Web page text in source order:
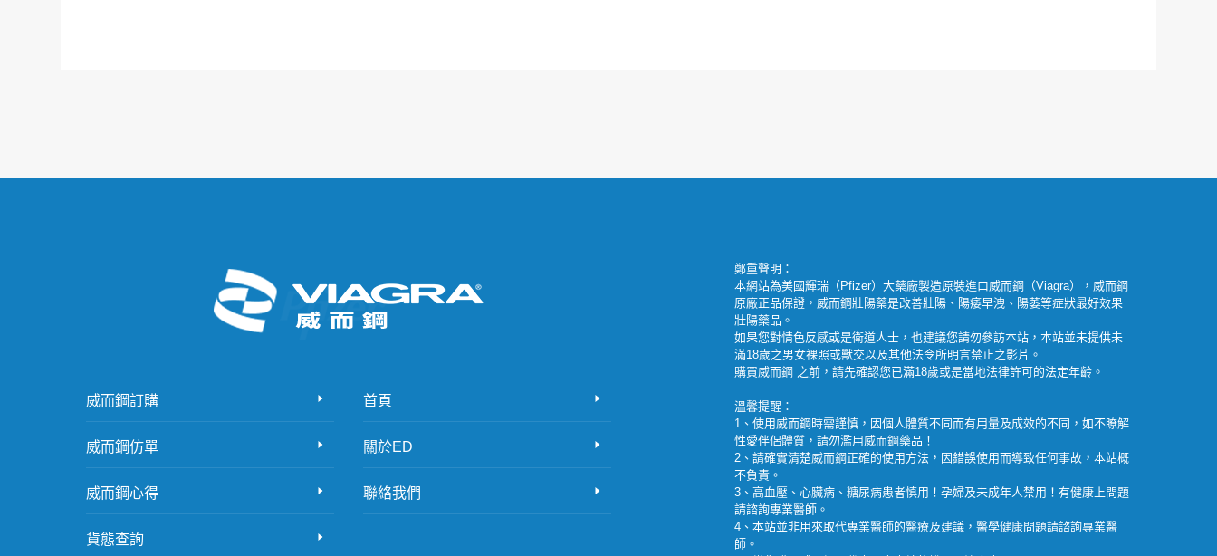
威而鋼訂購 首頁
威而鋼仿單 關於ED
威而鋼心得 聯絡我們
貨態查詢
鄭重聲明：
本網站為美國輝瑞（Pfizer）大藥廠製造原裝進口威而鋼（Viagra），威而鋼
原廠正品保證，威而鋼壯陽藥是改善壯陽、陽痿早洩、陽萎等症狀最好效果
壯陽藥品。
如果您對情色反感或是衛道人士，也建議您請勿參訪本站，本站並未提供未
滿18歲之男女裸照或獸交以及其他法令所明言禁止之影片。
購買威而鋼 之前，請先確認您已滿18歲或是當地法律許可的法定年齡。
溫馨提醒：
1、使用威而鋼時需謹慎，因個人體質不同而有用量及成效的不同，如不瞭解
性愛伴侶體質，請勿濫用威而鋼藥品！
2、請確實清楚威而鋼正確的使用方法，因錯誤使用而導致任何事故，本站概
不負責。
3、高血壓、心臟病、糖尿病患者慎用！孕婦及未成年人禁用！有健康上問題
請諮詢專業醫師。
4、本站並非用來取代專業醫師的醫療及建議，醫學健康問題請諮詢專業醫
師。